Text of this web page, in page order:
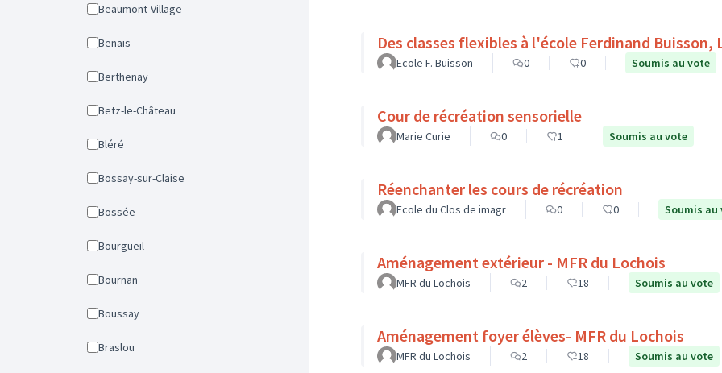
Beaumont-Village
Benais
Berthenay
Betz-le-Château
Bléré
Bossay-sur-Claise
Bossée
Bourgueil
Bournan
Boussay
Braslou
Des classes flexibles à l'école Ferdinand Buisson,
Ecole F. Buisson 0 0 Soumis au vote
Cour de récréation sensorielle
Marie Curie 0 1 Soumis au vote
Réenchanter les cours de récréation
Ecole du Clos de imagr 0 0 Soumis au
Aménagement extérieur - MFR du Lochois
MFR du Lochois 2 18 Soumis au vote
Aménagement foyer élèves- MFR du Lochois
MFR du Lochois 2 18 Soumis au vote